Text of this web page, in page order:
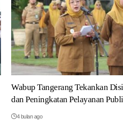
Wabup Tangerang Tekankan
dan Peningkatan Pelayanan
4 bulan ago